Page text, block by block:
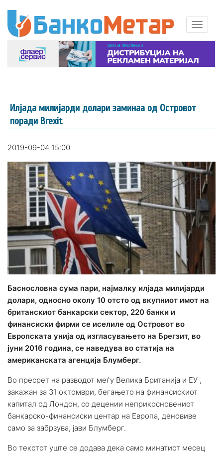
Илјада милијарди долари заминаа од Островот
поради Brexit
2019-09-04 15:00
Баснословна сума пари, најмалку илјада милијарди
долари, односно околу 10 отсто од вкупниот имот на
британскиот банкарски сектор, 220 банки и
финансиски фирми се иселиле од Островот во
Европската унија од изгласувањето на Брегзит, во
јуни 2016 година, се наведува во статија на
американската агенција Блумберг.
Во пресрет на разводот меѓу Велика Британија и ЕУ ,
закажан за 31 октомври, бегањето на финансискиот
капитал од Лондон, со децении неприкосновениот
банкарско-финансиски центар на Европа, деновиве
само за забрзува, јави Блумберг.
Во текстот уште се додава дека само минатиот месец